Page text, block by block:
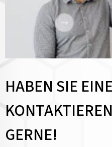
HABEN SIE
GERNE!